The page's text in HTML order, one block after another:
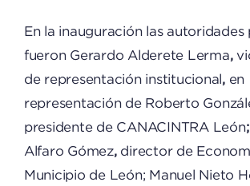
En la inauguración las autoridades
fueron Gerardo Alderete Lerma,
de representación institucional, en
representación de Roberto
presidente de CANACINTRA León;
Alfaro Gómez, director de
Municipio de León; Manuel Nieto